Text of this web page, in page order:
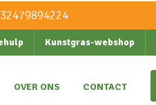
Kunstgras-webshop
OVER ONS CONTACT